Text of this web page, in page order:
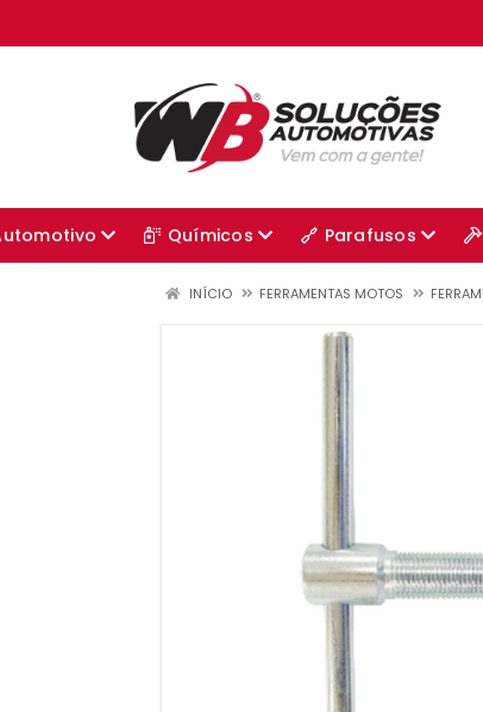
Químicos Parafusos
INÍCIO FERRAMENTAS MOTOS